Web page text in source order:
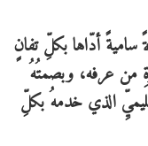
ساميةً أدّاها بكلِّ تفانٍ
من عرفه، وبصمتُهُ
الذي خدمهُ بكلِّ